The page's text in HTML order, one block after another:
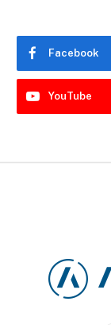
Facebook
YouTube